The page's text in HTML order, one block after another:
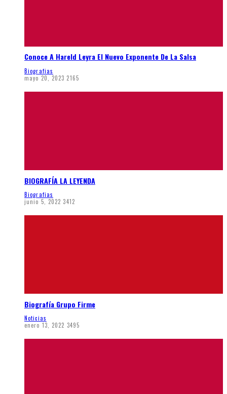
Conoce A Hareld Leyra El Nuevo Exponente De La Salsa
Biografias
mayo 20, 2023 2165
BIOGRAFÍA LA LEYENDA
Biografias
junio 5, 2022 3412
Biografía Grupo Firme
Noticias
enero 13, 2022 3495